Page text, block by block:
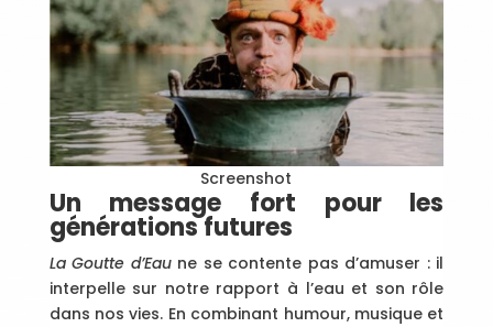
Screenshot
Un message fort pour les
générations futures
La Goutte d’Eaune se contente pas d’amuser : il
interpelle sur notre rapport à l’eau et son rôle
dans nos vies. En combinant humour, musique et